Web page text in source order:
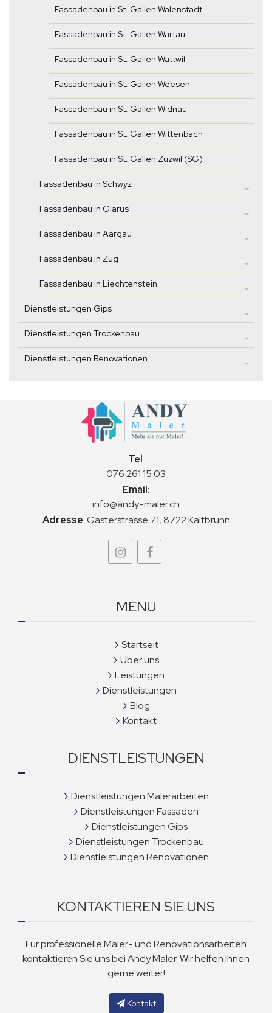
Fassadenbau in St. Gallen Walenstadt
Fassadenbau in St. Gallen Wartau
Fassadenbau in St. Gallen Wattwil
Fassadenbau in St. Gallen Weesen
Fassadenbau in St. Gallen Widnau
Fassadenbau in St. Gallen Wittenbach
Fassadenbau in St. Gallen Zuzwil (SG)
Fassadenbau in Schwyz
Fassadenbau in Glarus
Fassadenbau in Aargau
Fassadenbau in Zug
Fassadenbau in Liechtenstein
Dienstleistungen Gips
Dienstleistungen Trockenbau
Dienstleistungen Renovationen
Tel:
076 261 15 03
Email:
info@andy-maler.ch
Adresse:Gasterstrasse 71, 8722 Kaltbrunn
MENU
Startseit
Über uns
Leistungen
Dienstleistungen
Blog
Kontakt
DIENSTLEISTUNGEN
Dienstleistungen Malerarbeiten
Dienstleistungen Fassaden
Dienstleistungen Gips
Dienstleistungen Trockenbau
Dienstleistungen Renovationen
KONTAKTIEREN SIE UNS
Für professionelle Maler- und Renovationsarbeiten
kontaktieren Sie uns bei Andy Maler. Wir helfen Ihnen
gerne weiter!
Kontakt